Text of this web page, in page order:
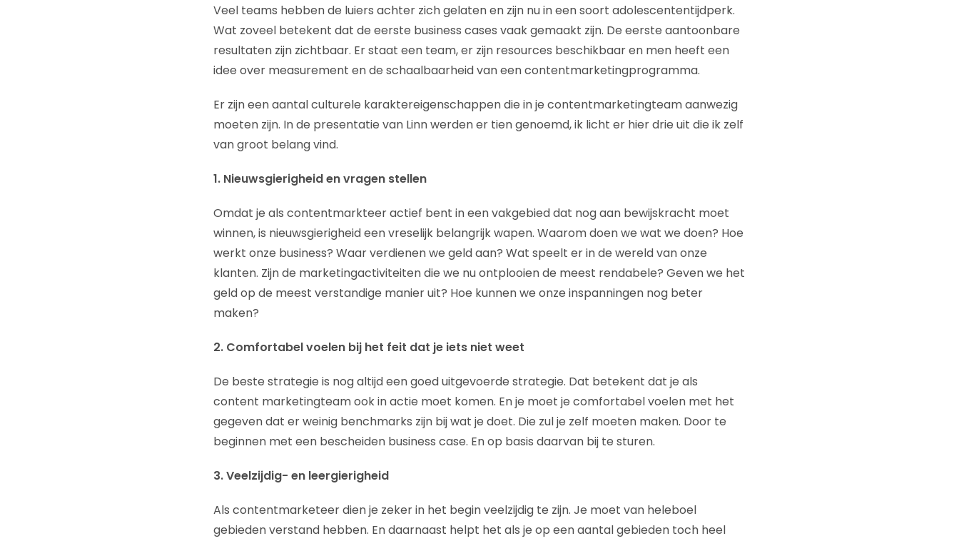
Veel teams hebben de luiers achter zich gelaten en zijn nu in een soort adolescententijdperk.
Wat zoveel betekent dat de eerste business cases vaak gemaakt zijn. De eerste aantoonbare
resultaten zijn zichtbaar. Er staat een team, er zijn resources beschikbaar en men heeft een
idee over measurement en de schaalbaarheid van een contentmarketingprogramma.
Er zijn een aantal culturele karaktereigenschappen die in je contentmarketingteam aanwezig
moeten zijn. In de presentatie van Linn werden er tien genoemd, ik licht er hier drie uit die ik zelf
van groot belang vind.
1. Nieuwsgierigheid en vragen stellen
Omdat je als contentmarkteer actief bent in een vakgebied dat nog aan bewijskracht moet
winnen, is nieuwsgierigheid een vreselijk belangrijk wapen. Waarom doen we wat we doen? Hoe
werkt onze business? Waar verdienen we geld aan? Wat speelt er in de wereld van onze
klanten. Zijn de marketingactiviteiten die we nu ontplooien de meest rendabele? Geven we het
geld op de meest verstandige manier uit? Hoe kunnen we onze inspanningen nog beter
maken?
2. Comfortabel voelen bij het feit dat je iets niet weet
De beste strategie is nog altijd een goed uitgevoerde strategie. Dat betekent dat je als
content marketingteam ook in actie moet komen. En je moet je comfortabel voelen met het
gegeven dat er weinig benchmarks zijn bij wat je doet. Die zul je zelf moeten maken. Door te
beginnen met een bescheiden business case. En op basis daarvan bij te sturen.
3. Veelzijdig- en leergierigheid
Als contentmarketeer dien je zeker in het begin veelzijdig te zijn. Je moet van heleboel
gebieden verstand hebben. En daarnaast helpt het als je op een aantal gebieden toch heel